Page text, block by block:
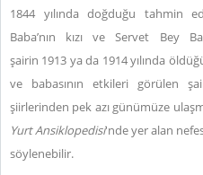
1844 yılında doğduğu tahmin
Baba’nın kızı ve Servet Bey
şairin 1913 ya da 1914 yılında
ve babasının etkileri görülen
şiirlerinden pek azı günümüze
Yurt Ansiklopedisi'nde yer alan
söylenebilir.